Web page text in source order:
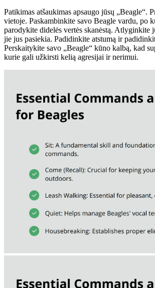
Patikimas atšaukimas apsaugo jūsų „Beagle“.
vietoje. Paskambinkite savo Beagle vardu, po
parodykite didelės vertės skanėstą. Atlyginkite
jie jus pasiekia. Padidinkite atstumą ir
Perskaitykite savo „Beagle“ kūno kalbą, kad
kurie gali užkirsti kelią agresijai ir nerimui.